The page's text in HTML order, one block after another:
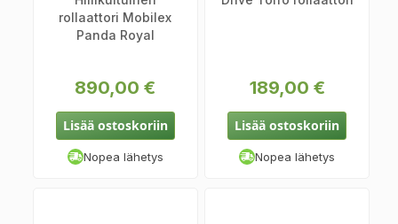
rollaattori Mobilex
Panda Royal
890,00 €
Lisää ostoskoriin
Nopea lähetys
189,00 €
Lisää ostoskoriin
Nopea lähetys